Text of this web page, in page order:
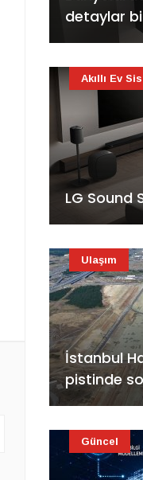
detaylar
LG Sound
Akıllı Ev
İstanbul
pistinde
Ulaşım
Güncel